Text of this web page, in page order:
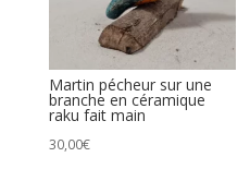
Martin pécheur sur une
branche en céramique
raku fait main
30,00€